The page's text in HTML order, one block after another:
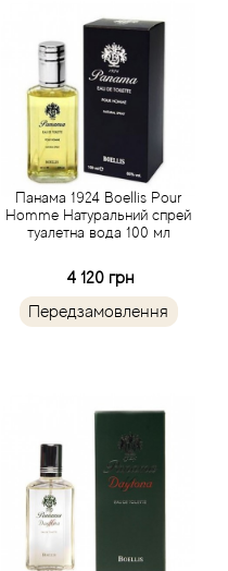
Панама 1924 Boellis Pour
Homme Натуральний спрей
туалетна вода 100 мл
4 120 грн
Передзамовлення